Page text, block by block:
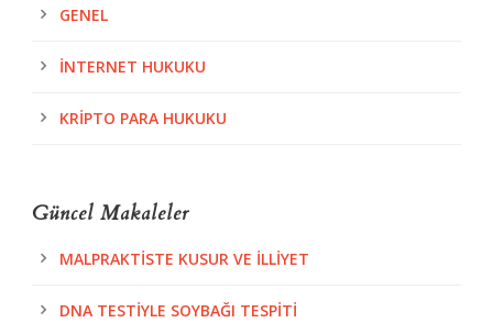
GENEL
İNTERNET HUKUKU
KRIPTO PARA HUKUKU
Güncel Makaleler
MALPRAKTISTE KUSUR VE İLLIYET
DNA TESTIYLE SOYBAĞI TESPITI